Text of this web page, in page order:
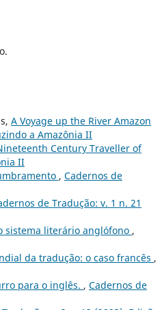
A Voyage up the River Amazon
a Amazônia II
Century Traveller of
II
, Cadernos de
de Tradução: v. 1 n. 21
sistema literário anglófono ,
da tradução: o caso francês ,
para o inglês. , Cadernos de